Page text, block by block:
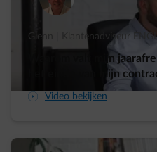
Glenn | Klantenadviseur
Waarom valt mijn
het einde van mijn
arrow-play-fwd Video bekijken